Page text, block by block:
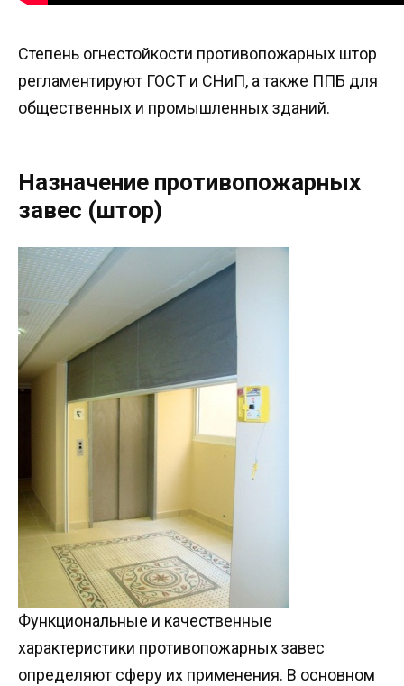
Степень огнестойкости противопожарных штор
регламентируют ГОСТ и СНиП, а также ППБ для
общественных и промышленных зданий.
Назначение противопожарных
завес (штор)
Функциональные и качественные
характеристики противопожарных завес
определяют сферу их применения. В основном